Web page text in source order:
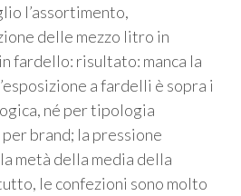
l’assortimento,
delle mezzo litro in
fardello: risultato: manca la
a fardelli è sopra i
né per tipologia
brand; la pressione
metà della media della
le confezioni sono molto